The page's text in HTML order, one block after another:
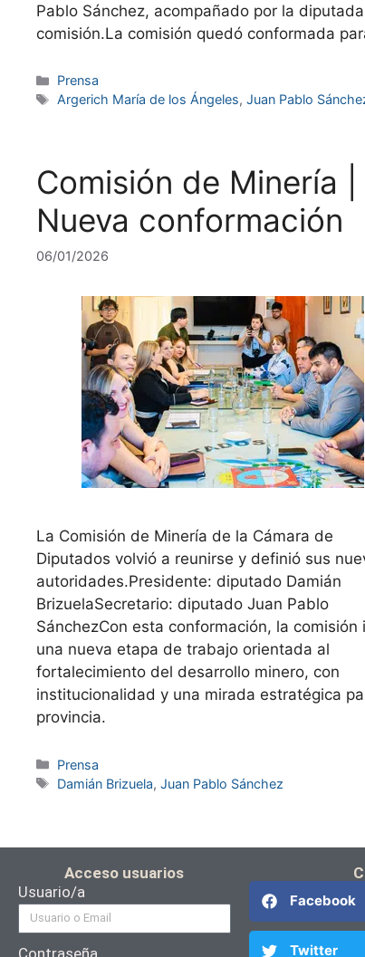
Pablo Sánchez, acompañado por la
comisión.La comisión quedó conformada
Prensa
Argerich María de los Ángeles,Juan Pablo
Comisión de Minería |
Nueva conformación
06/01/2026
La Comisión de Minería de la Cámara de
Diputados volvió a reunirse y definió sus
autoridades.Presidente: diputado Damián
BrizuelaSecretario: diputado Juan Pablo
SánchezCon esta conformación, la comisión
una nueva etapa de trabajo orientada al
fortalecimiento del desarrollo minero, con
institucionalidad y una mirada estratégica
provincia.
Prensa
Damián Brizuela,Juan Pablo Sánchez
Acceso usuarios
Usuario/a
Contraseña
Facebook
Twitter